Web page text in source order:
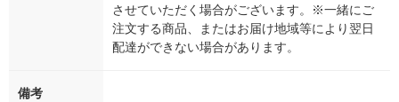
させていただく場合がございます。※一緒にご
注文する商品、またはお届け地域等により翌日
配達ができない場合があります。
備考